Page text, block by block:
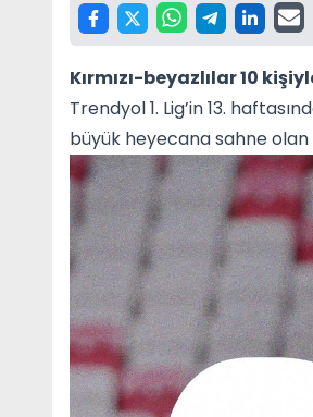
Kırmızı-beyazlılar 10
Trendyol 1. Lig’in 13.
büyük heyecana sahne